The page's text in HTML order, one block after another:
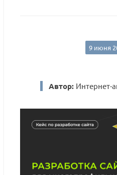
9 июня
Автор: Интернет-